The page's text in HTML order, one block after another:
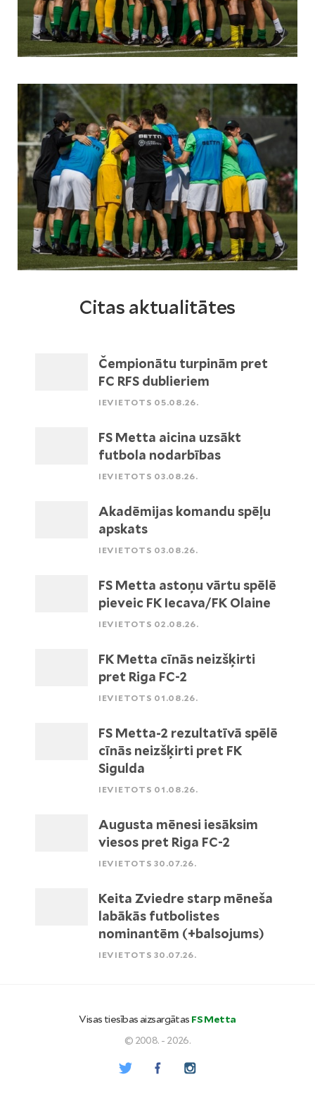
Citas aktualitātes
Čempionātu turpinām pret
FC RFS dublieriem
IEVIETOTS 05.08.26.
FS Metta aicina uzsākt
futbola nodarbības
IEVIETOTS 03.08.26.
Akadēmijas komandu spēļu
apskats
IEVIETOTS 03.08.26.
FS Metta astoņu vārtu spēlē
pieveic FK Iecava/FK Olaine
IEVIETOTS 02.08.26.
FK Metta cīnās neizšķirti
pret Riga FC-2
IEVIETOTS 01.08.26.
FS Metta-2 rezultatīvā spēlē
cīnās neizšķirti pret FK
Sigulda
IEVIETOTS 01.08.26.
Augusta mēnesi iesāksim
viesos pret Riga FC-2
IEVIETOTS 30.07.26.
Keita Zviedre starp mēneša
labākās futbolistes
nominantēm (+balsojums)
IEVIETOTS 30.07.26.
Visas tiesības aizsargātas FS Metta
© 2008. - 2026.